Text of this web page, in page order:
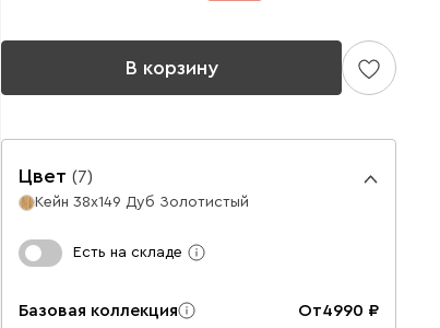
В корзину
Цвет (7)
Кейн 38x149 Дуб Золотистый
Есть на складе
Базовая коллекция От4990